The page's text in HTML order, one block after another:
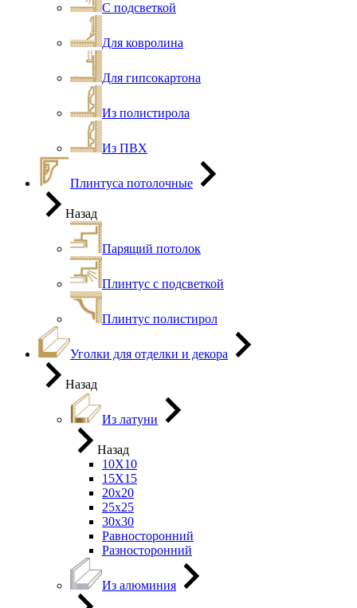
С подсветкой
Для ковролина
Для гипсокартона
Из полистирола
Из ПВХ
Плинтуса потолочные
Назад
Парящий потолок
Плинтус с подсветкой
Плинтус полистирол
Уголки для отделки и декора
Назад
Из латуни
Назад
10Х10
15Х15
20х20
25х25
30х30
Равносторонний
Разносторонний
Из алюминия